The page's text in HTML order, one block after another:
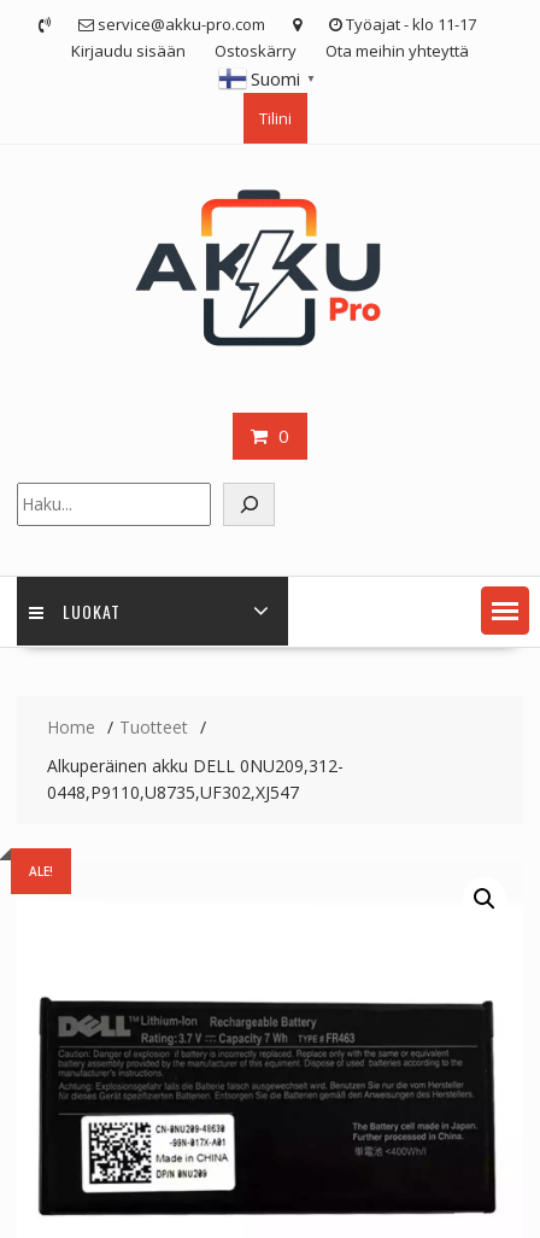
service@akku-pro.com
Työajat - klo 11-17
Kirjaudu sisään
Ostoskärry Ota meihin yhteyttä
Suomi ▼
Tilini
0
LUOKAT
Home
Tuotteet
Alkuperäinen akku DELL 0NU209,312-
0448,P9110,U8735,UF302,XJ547
ALE!